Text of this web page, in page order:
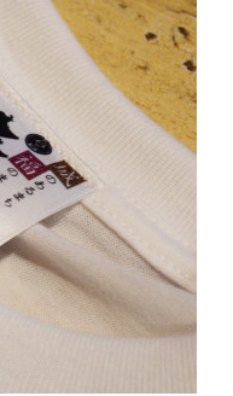
メデイア掲載